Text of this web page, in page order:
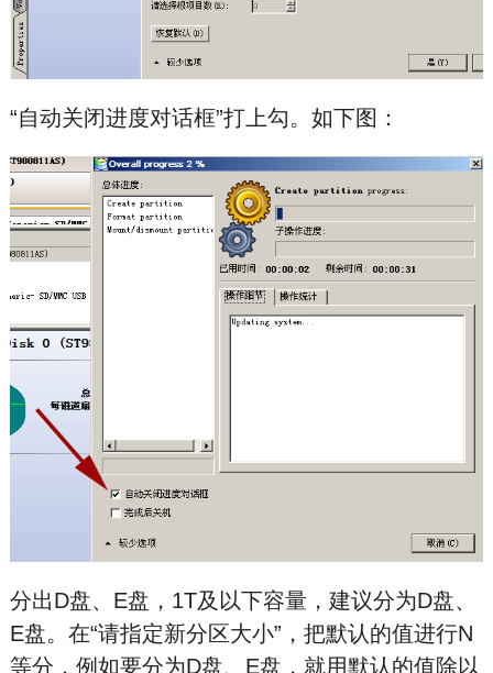
“自动关闭进度对话框”打上勾。如下图：
分出D盘、E盘，1T及以下容量，建议分为D盘、
E盘。在“请指定新分区大小”，把默认的值进行N
等分，例如要分为D盘、E盘，就用默认的值除以